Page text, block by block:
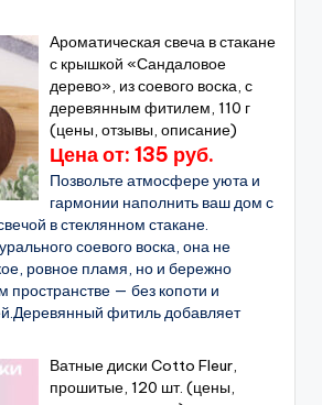
Ароматическая свеча в стакане
с крышкой «Сандаловое
дерево», из соевого воска, с
деревянным фитилем, 110 г
(цены, отзывы, описание)
Цена от: 135 руб.
Позвольте атмосфере уюта и
гармонии наполнить ваш дом с
в стеклянном стакане.
соевого воска, она не
ровное пламя, но и бережно
пространстве — без копоти и
фитиль добавляет
Ватные диски Cotto Fleur,
прошитые, 120 шт. (цены,